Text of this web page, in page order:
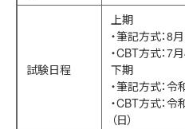
試験日程
上期
・筆記方式：8月
・CBT方式：7
下期
・筆記方式：令
・CBT方式：
（日）